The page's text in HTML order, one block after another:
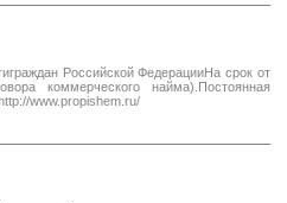
Российской ФедерацииНа срок от
коммерческого найма).Постоянная
www.propishem.ru/